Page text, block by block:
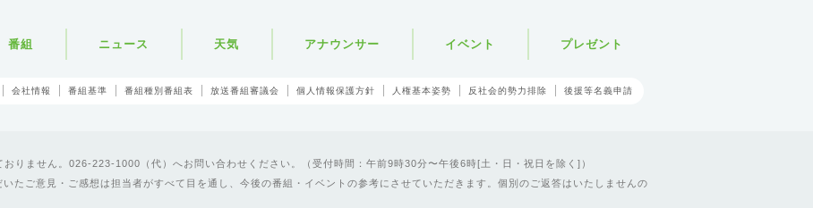
番組 ニュース 天気 アナウンサー イベント プレゼント
会社情報 番組基準 番組種別番組表 放送番組審議会 個人情報保護方針 人権基本姿勢 反社会的勢力排除 後援等名義申請
おりません。026-223-1000（代）へお問い合わせください。（受付時間：午前9時30分〜午後6時[土・日・祝日を除く]）
いたご意見・ご感想は担当者がすべて目を通し、今後の番組・イベントの参考にさせていただきます。個別のご返答はいたしませんの